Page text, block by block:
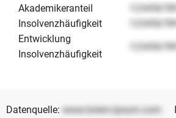
Akademikeranteil
Insolvenzhäufigkeit
Entwicklung
Insolvenzhäufigkeit
Datenquelle: www.lorem-ipsum.com